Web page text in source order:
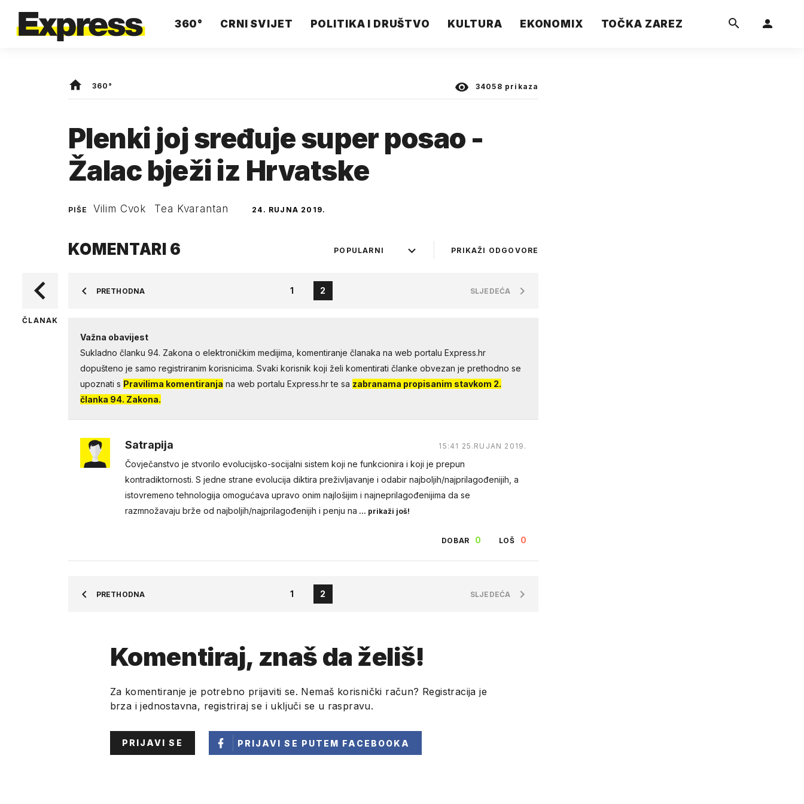
360° CRNI SVIJET POLITIKA I DRUŠTVO KULTURA EKONOMIX TOČKA ZAREZ
360° 34058 prikaza
Plenki joj sređuje super posao -
Žalac bježi iz Hrvatske
PIŠE Vilim Cvok Tea Kvarantan 24. RUJNA 2019.
ČLANAK
KOMENTARI 6 PRIKAŽI ODGOVORE
POPULARNI
PRETHODNA 1 2 SLJEDEĆA
Važna obavijest
Sukladno članku 94. Zakona o elektroničkim medijima, komentiranje članaka na web portalu Express.hr
dopušteno je samo registriranim korisnicima. Svaki korisnik koji želi komentirati članke obvezan je prethodno se
upoznati s Pravilima komentiranja na web portalu Express.hr te sa zabranama propisanim stavkom 2.
članka 94. Zakona.
Satrapija 15:41 25.RUJAN 2019.
Čovječanstvo je stvorilo evolucijsko-socijalni sistem koji ne funkcionira i koji je prepun
kontradiktornosti. S jedne strane evolucija diktira preživljavanje i odabir najboljih/najprilagođenijih, a
istovremeno tehnologija omogućava upravo onim najlošijim i najneprilagođenijima da se
razmnožavaju brže od najboljih/najprilagođenijih i penju na ... prikaži još!
DOBAR 0 LOŠ 0
PRETHODNA 1 2 SLJEDEĆA
Komentiraj, znaš da želiš!
Za komentiranje je potrebno prijaviti se. Nemaš korisnički račun? Registracija je
brza i jednostavna, registriraj se i uključi se u raspravu.
PRIJAVI SE PRIJAVI SE PUTEM FACEBOOKA